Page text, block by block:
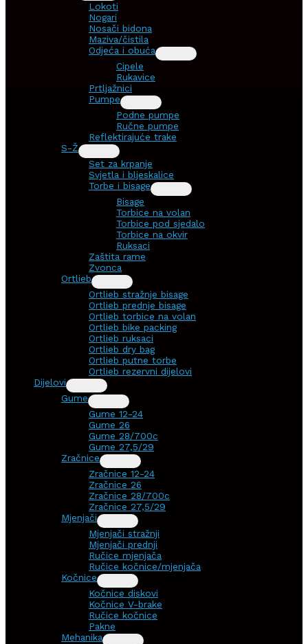
Lokoti
Nogari
Nosači bidona
Maziva/čistila
Odjeća i obuća
Cipele
Rukavice
Prtljažnici
Pumpe
Podne pumpe
Ručne pumpe
Reflektirajuće trake
S-Ž
Set za krpanje
Svjetla i bljeskalice
Torbe i bisage
Bisage
Torbice na volan
Torbice pod sjedalo
Torbice na okvir
Ruksaci
Zaštita rame
Zvonca
Ortlieb
Ortlieb stražnje bisage
Ortlieb prednje bisage
Ortlieb torbice na volan
Ortlieb bike packing
Ortlieb ruksaci
Ortlieb dry bag
Ortlieb putne torbe
Ortlieb rezervni dijelovi
Dijelovi
Gume
Gume 12-24
Gume 26
Gume 28/700c
Gume 27,5/29
Zračnice
Zračnice 12-24
Zračnice 26
Zračnice 28/700c
Zračnice 27,5/29
Mjenjači
Mjenjači stražnji
Mjenjači prednji
Ručice mjenjača
Ručice kočnice/mjenjača
Kočnice
Kočnice diskovi
Kočnice V-brake
Ručice kočnice
Pakne
Mehanika